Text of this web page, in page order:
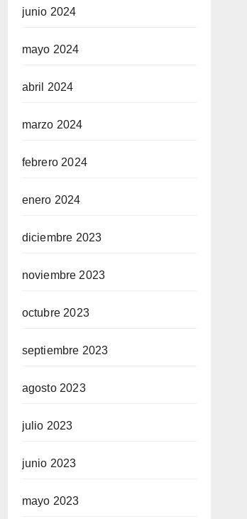
junio 2024
mayo 2024
abril 2024
marzo 2024
febrero 2024
enero 2024
diciembre 2023
noviembre 2023
octubre 2023
septiembre 2023
agosto 2023
julio 2023
junio 2023
mayo 2023